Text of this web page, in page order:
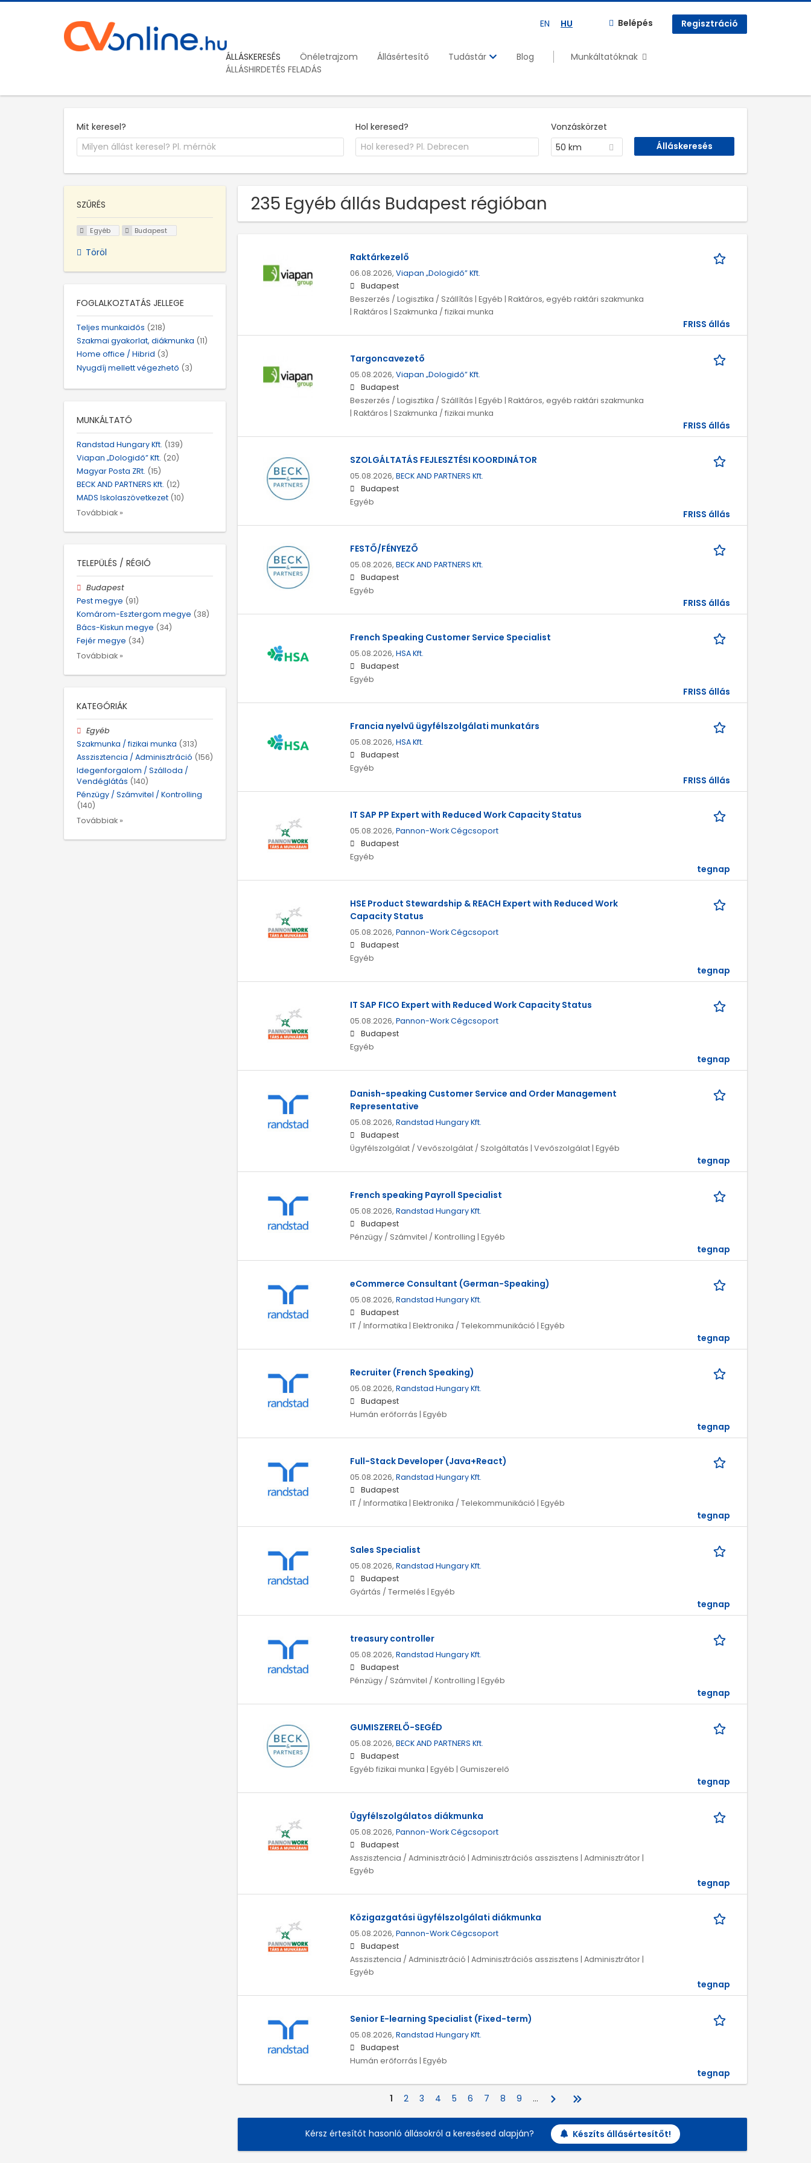
EN HU Belépés Regisztráció
ÁLLÁSKERESÉS Önéletrajzom Állásértesítő Tudástár Blog
Munkáltatóknak
ÁLLÁSHIRDETÉS FELADÁS
Mit keresel? Hol keresed?
Vonzáskörzet
50 km
235 Egyéb állás Budapest régióban
Raktárkezelő
06.08.2026, Viapan „Dologidő” Kft.
Budapest
Beszerzés / Logisztika / Szállítás | Egyéb | Raktáros, egyéb raktári szakmunka
| Raktáros | Szakmunka / fizikai munka
FRISS állás
Targoncavezető
05.08.2026, Viapan „Dologidő” Kft.
Budapest
Beszerzés / Logisztika / Szállítás | Egyéb | Raktáros, egyéb raktári szakmunka
| Raktáros | Szakmunka / fizikai munka
FRISS állás
SZOLGÁLTATÁS FEJLESZTÉSI KOORDINÁTOR
05.08.2026, BECK AND PARTNERS Kft.
Budapest
Egyéb
FRISS állás
FESTŐ/FÉNYEZŐ
05.08.2026, BECK AND PARTNERS Kft.
Budapest
Egyéb
FRISS állás
French Speaking Customer Service Specialist
05.08.2026, HSA Kft.
Budapest
Egyéb
FRISS állás
Francia nyelvű ügyfélszolgálati munkatárs
05.08.2026, HSA Kft.
Budapest
Egyéb
FRISS állás
IT SAP PP Expert with Reduced Work Capacity Status
05.08.2026, Pannon-Work Cégcsoport
Budapest
Egyéb
tegnap
HSE Product Stewardship & REACH Expert with Reduced Work
Capacity Status
05.08.2026, Pannon-Work Cégcsoport
Budapest
Egyéb
tegnap
IT SAP FICO Expert with Reduced Work Capacity Status
05.08.2026, Pannon-Work Cégcsoport
Budapest
Egyéb
tegnap
Danish-speaking Customer Service and Order Management
Representative
05.08.2026, Randstad Hungary Kft.
Budapest
Ügyfélszolgálat / Vevőszolgálat / Szolgáltatás | Vevőszolgálat | Egyéb
tegnap
French speaking Payroll Specialist
05.08.2026, Randstad Hungary Kft.
Budapest
Pénzügy / Számvitel / Kontrolling | Egyéb
tegnap
eCommerce Consultant (German-Speaking)
05.08.2026, Randstad Hungary Kft.
Budapest
IT / Informatika | Elektronika / Telekommunikáció | Egyéb
tegnap
Recruiter (French Speaking)
05.08.2026, Randstad Hungary Kft.
Budapest
Humán erőforrás | Egyéb
tegnap
Full-Stack Developer (Java+React)
05.08.2026, Randstad Hungary Kft.
Budapest
IT / Informatika | Elektronika / Telekommunikáció | Egyéb
tegnap
Sales Specialist
05.08.2026, Randstad Hungary Kft.
Budapest
Gyártás / Termelés | Egyéb
tegnap
treasury controller
05.08.2026, Randstad Hungary Kft.
Budapest
Pénzügy / Számvitel / Kontrolling | Egyéb
tegnap
GUMISZERELŐ-SEGÉD
05.08.2026, BECK AND PARTNERS Kft.
Budapest
Egyéb fizikai munka | Egyéb | Gumiszerelő
tegnap
Ügyfélszolgálatos diákmunka
05.08.2026, Pannon-Work Cégcsoport
Budapest
Asszisztencia / Adminisztráció | Adminisztrációs asszisztens | Adminisztrátor |
Egyéb
tegnap
Közigazgatási ügyfélszolgálati diákmunka
05.08.2026, Pannon-Work Cégcsoport
Budapest
Asszisztencia / Adminisztráció | Adminisztrációs asszisztens | Adminisztrátor |
Egyéb
tegnap
Senior E-learning Specialist (Fixed-term)
05.08.2026, Randstad Hungary Kft.
Budapest
Humán erőforrás | Egyéb
tegnap
1 2 3 4 5 6 7 8 9 …
Kérsz értesítőt hasonló állásokról a keresésed alapján? Készíts állásértesítőt!
SZŰRÉS
Egyéb Budapest
Töröl
FOGLALKOZTATÁS JELLEGE
Teljes munkaidős (218)
Szakmai gyakorlat, diákmunka (11)
Home office / Hibrid (3)
Nyugdíj mellett végezhető (3)
MUNKÁLTATÓ
Randstad Hungary Kft. (139)
Viapan „Dologidő” Kft. (20)
Magyar Posta ZRt. (15)
BECK AND PARTNERS Kft. (12)
MADS Iskolaszövetkezet (10)
Továbbiak »
TELEPÜLÉS / RÉGIÓ
Budapest
Pest megye (91)
Komárom-Esztergom megye (38)
Bács-Kiskun megye (34)
Fejér megye (34)
Továbbiak »
KATEGÓRIÁK
Egyéb
Szakmunka / fizikai munka (313)
Asszisztencia / Adminisztráció (156)
Idegenforgalom / Szálloda /
Vendéglátás (140)
Pénzügy / Számvitel / Kontrolling
(140)
Továbbiak »